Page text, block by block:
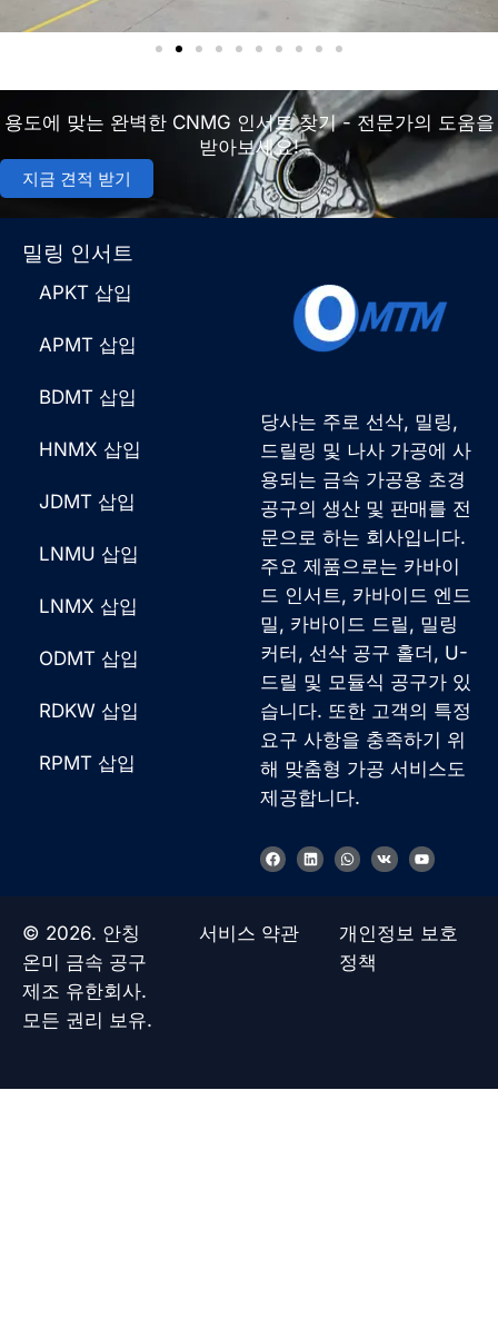
용도에 맞는 완벽한 CNMG 인서트 찾기 - 전문가의 도움을
받아보세요!
지금 견적 받기
당사는 주로 선삭, 밀링,
드릴링 및 나사 가공에 사
용되는 금속 가공용 초경
공구의 생산 및 판매를 전
문으로 하는 회사입니다.
주요 제품으로는 카바이
드 인서트, 카바이드 엔드
밀, 카바이드 드릴, 밀링
커터, 선삭 공구 홀더, U-
드릴 및 모듈식 공구가 있
습니다. 또한 고객의 특정
요구 사항을 충족하기 위
해 맞춤형 가공 서비스도
제공합니다.
F
a
o
o
링
크
W
h
a
p
p
V
k
유
튜
밀링 인서트
APKT 삽입
APMT 삽입
BDMT 삽입
HNMX 삽입
JDMT 삽입
LNMU 삽입
LNMX 삽입
ODMT 삽입
RDKW 삽입
RPMT 삽입
© 2026. 안칭
온미 금속 공구
제조 유한회사.
모든 권리 보유.
서비스 약관
개인정보 보호
정책